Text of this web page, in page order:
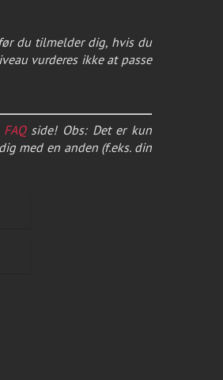
du tilmelder dig, hvis du
vurderes ikke at passe
FAQside! Obs: Det er kun
med en anden (f.eks. din